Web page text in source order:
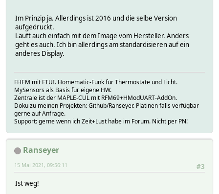
Im Prinzip ja. Allerdings ist 2016 und die selbe Version
aufgedruckt.
Läuft auch einfach mit dem Image vom Hersteller. Anders
geht es auch. Ich bin allerdings am standardisieren auf ein
anderes Display.
FHEM mit FTUI. Homematic-Funk für Thermostate und Licht.
MySensors als Basis für eigene HW.
Zentrale ist der MAPLE-CUL mit RFM69+HModUART-AddOn.
Doku zu meinen Projekten: Github/Ranseyer. Platinen falls verfügbar
gerne auf Anfrage.
Support: gerne wenn ich Zeit+Lust habe im Forum. Nicht per PN!
Ranseyer
#3
15 Mai 2021, 09:56:11
Ist weg!